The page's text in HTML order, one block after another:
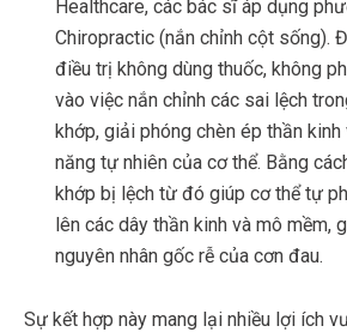
Healthcare, các bác sĩ áp dụng
Chiropractic (nắn chỉnh cột sống).
điều trị không dùng thuốc, không
vào việc nắn chỉnh các sai lệch
khớp, giải phóng chèn ép thần
năng tự nhiên của cơ thể. Bằng
khớp bị lệch từ đó giúp cơ thể tự
lên các dây thần kinh và mô mềm,
nguyên nhân gốc rễ của cơn đau.
Sự kết hợp này mang lại nhiều lợi ích